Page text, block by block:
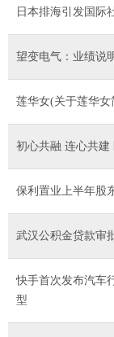
日本排海引发国际
望变电气：业绩说
莲华女(关于莲华女
初心共融 连心共建
保利置业上半年股
武汉公积金贷款审
快手首次发布汽车
型